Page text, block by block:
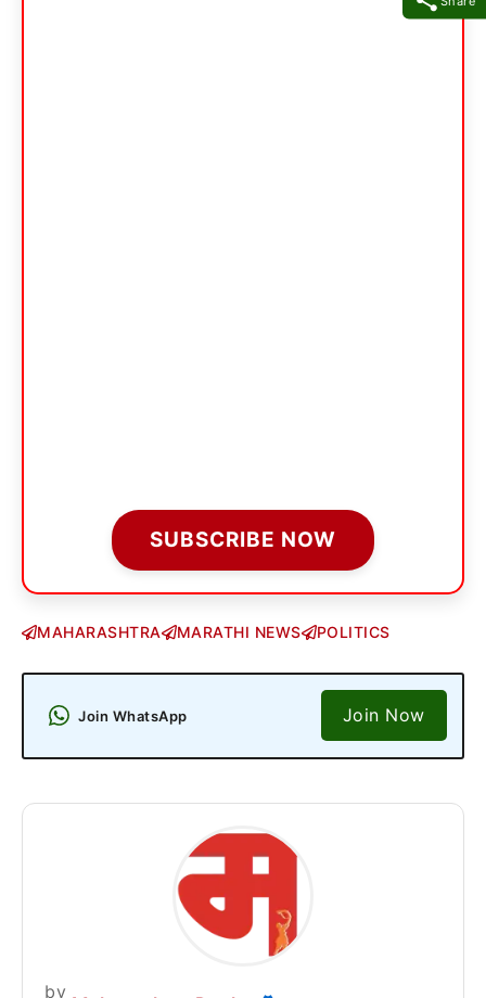
SUBSCRIBE NOW
MAHARASHTRA MARATHI NEWS POLITICS
Join WhatsApp Join Now
by